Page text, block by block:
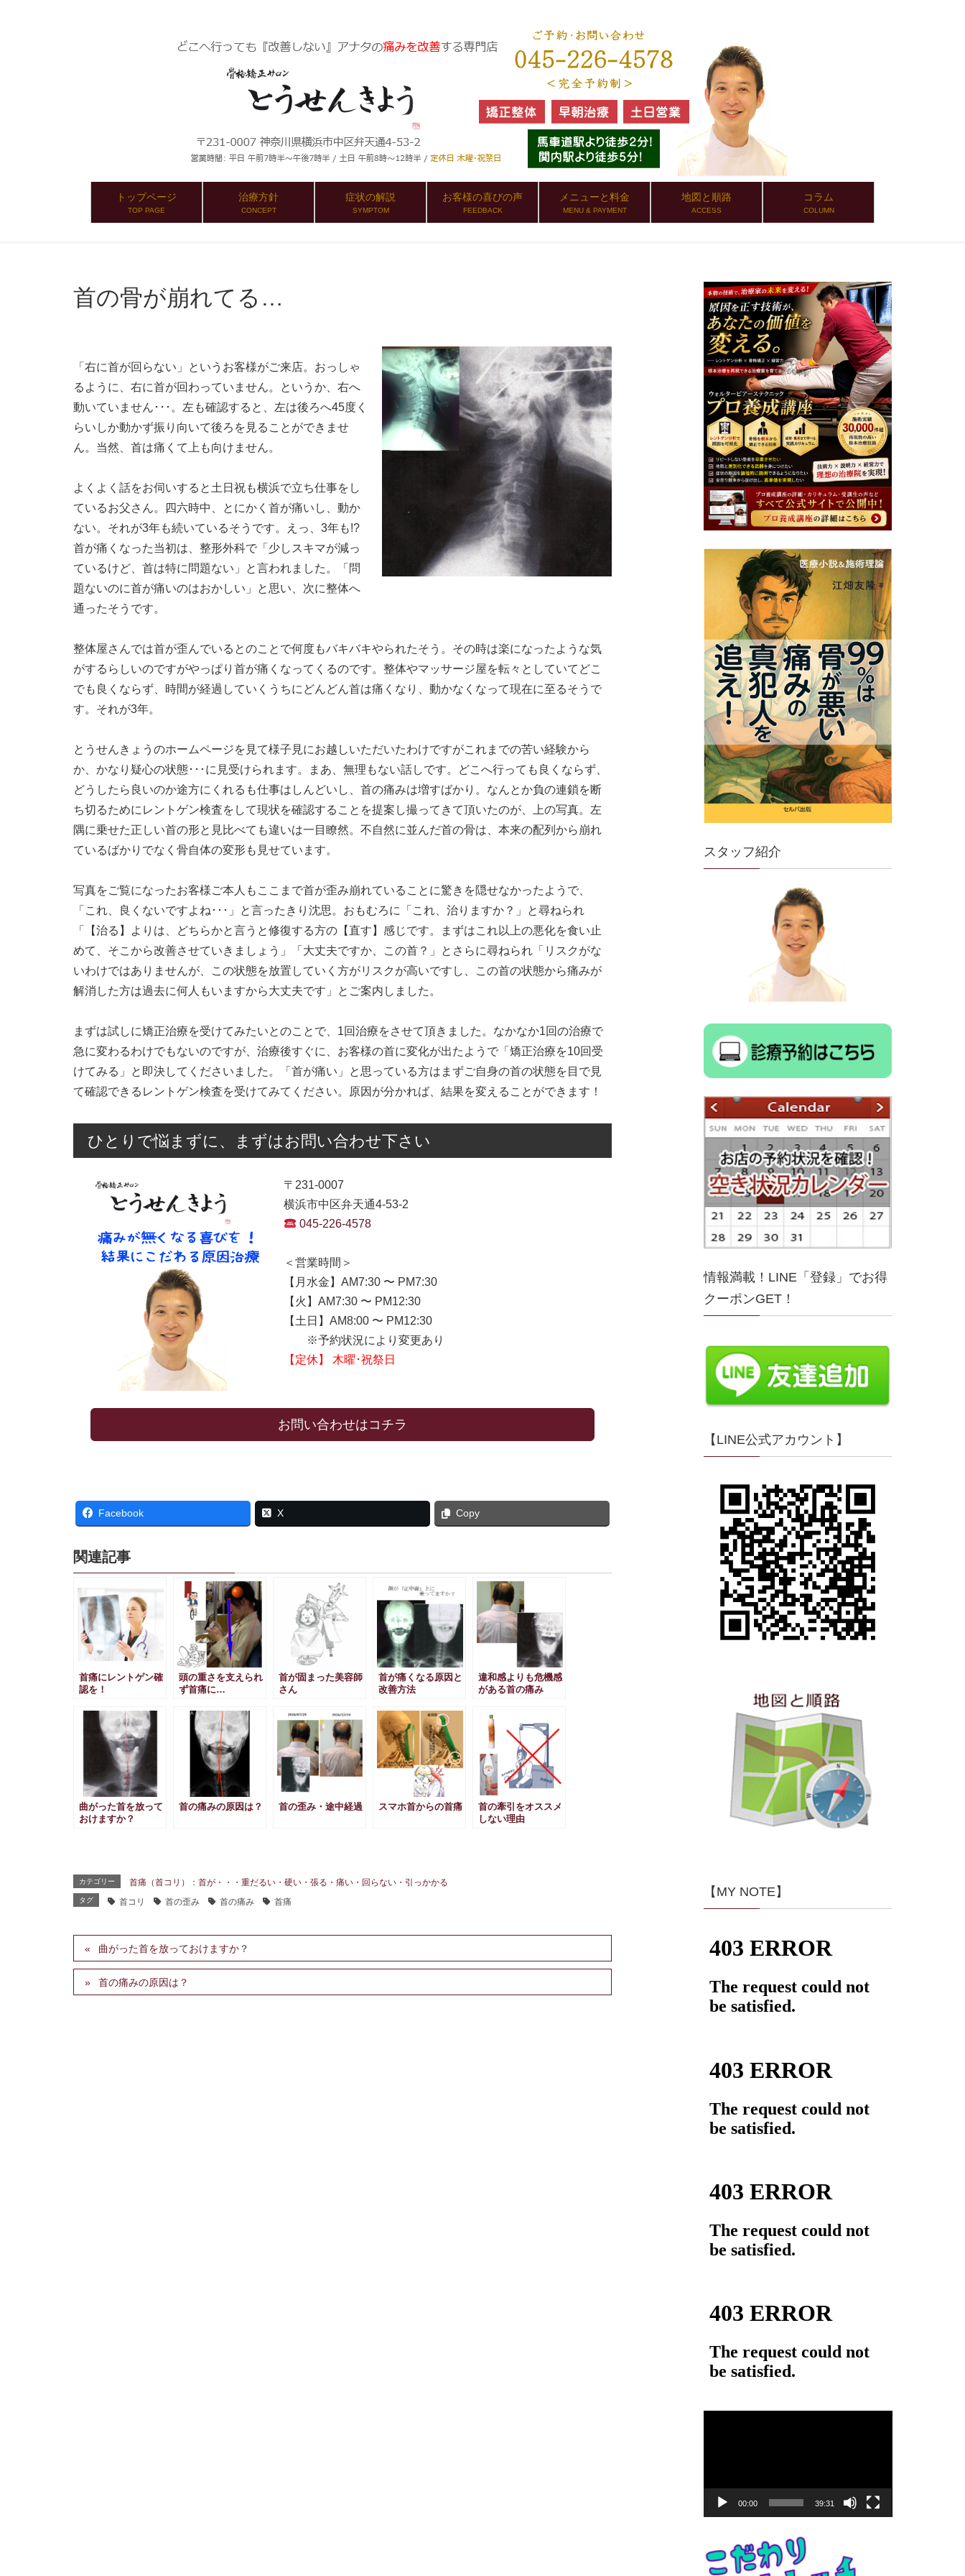
トップページ
TOP PAGE
治療方針
CONCEPT
症状の解説
SYMPTOM
お客様の喜びの声
FEEDBACK
メニューと料金
MENU & PAYMENT
地図と順路
ACCESS
コラム
COLUMN
首の骨が崩れてる…
「右に首が回らない」というお客様がご来店。おっしゃ
るように、右に首が回わっていません。というか、右へ
動いていません･･･。左も確認すると、左は後ろへ45度く
らいしか動かず振り向いて後ろを見ることができませ
ん。当然、首は痛くて上も向けません。
よくよく話をお伺いすると土日祝も横浜で立ち仕事をし
ているお父さん。四六時中、とにかく首が痛いし、動か
ない。それが3年も続いているそうです。えっ、3年も!?
首が痛くなった当初は、整形外科で「少しスキマが減っ
ているけど、首は特に問題ない」と言われました。「問
題ないのに首が痛いのはおかしい」と思い、次に整体へ
通ったそうです。
整体屋さんでは首が歪んでいるとのことで何度もバキバキやられたそう。その時は楽になったような気
がするらしいのですがやっぱり首が痛くなってくるのです。整体やマッサージ屋を転々としていてどこ
でも良くならず、時間が経過していくうちにどんどん首は痛くなり、動かなくなって現在に至るそうで
す。それが3年。
とうせんきょうのホームページを見て様子見にお越しいただいたわけですがこれまでの苦い経験から
か、かなり疑心の状態･･･に見受けられます。まあ、無理もない話しです。どこへ行っても良くならず、
どうしたら良いのか途方にくれるも仕事はしんどいし、首の痛みは増すばかり。なんとか負の連鎖を断
ち切るためにレントゲン検査をして現状を確認することを提案し撮ってきて頂いたのが、上の写真。左
隅に乗せた正しい首の形と見比べても違いは一目瞭然。不自然に並んだ首の骨は、本来の配列から崩れ
ているばかりでなく骨自体の変形も見せています。
写真をご覧になったお客様ご本人もここまで首が歪み崩れていることに驚きを隠せなかったようで、
「これ、良くないですよね･･･」と言ったきり沈思。おもむろに「これ、治りますか？」と尋ねられ
「【治る】よりは、どちらかと言うと修復する方の【直す】感じです。まずはこれ以上の悪化を食い止
めて、そこから改善させていきましょう」「大丈夫ですか、この首？」とさらに尋ねられ「リスクがな
いわけではありませんが、この状態を放置していく方がリスクが高いですし、この首の状態から痛みが
解消した方は過去に何人もいますから大丈夫です」とご案内しました。
まずは試しに矯正治療を受けてみたいとのことで、1回治療をさせて頂きました。なかなか1回の治療で
急に変わるわけでもないのですが、治療後すぐに、お客様の首に変化が出たようで「矯正治療を10回受
けてみる」と即決してくださいました。「首が痛い」と思っている方はまずご自身の首の状態を目で見
て確認できるレントゲン検査を受けてみてください。原因が分かれば、結果を変えることができます！
ひとりで悩まずに、まずはお問い合わせ下さい
〒231-0007
横浜市中区弁天通4-53-2
045-226-4578
＜営業時間＞
【月水金】AM7:30 〜 PM7:30
【火】AM7:30 〜 PM12:30
【土日】AM8:00 〜 PM12:30
※予約状況により変更あり
【定休】 木曜･祝祭日
お問い合わせはコチラ
Facebook X Copy
関連記事
首痛にレントゲン確
認を！
頭の重さを支えられ
ず首痛に…
首が固まった美容師
さん
首が痛くなる原因と
改善方法
違和感よりも危機感
がある首の痛み
曲がった首を放って
おけますか？
首の痛みの原因は？ 首の歪み・途中経過 スマホ首からの首痛
首の牽引をオススメ
しない理由
カテゴリー 首痛（首コリ）：首が・・・重だるい・硬い・張る・痛い・回らない・引っかかる
タグ 首コリ 首の歪み 首の痛み 首痛
曲がった首を放っておけますか？
首の痛みの原因は？
スタッフ紹介
情報満載！LINE「登録」でお得
クーポンGET！
【LINE公式アカウント】
【MY NOTE】
ー
00:00 39:31